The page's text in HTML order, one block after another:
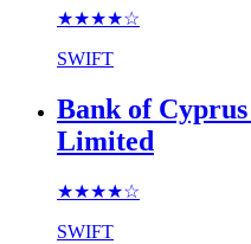
★★★★☆
SWIFT
Bank of
Limited
★★★★☆
SWIFT